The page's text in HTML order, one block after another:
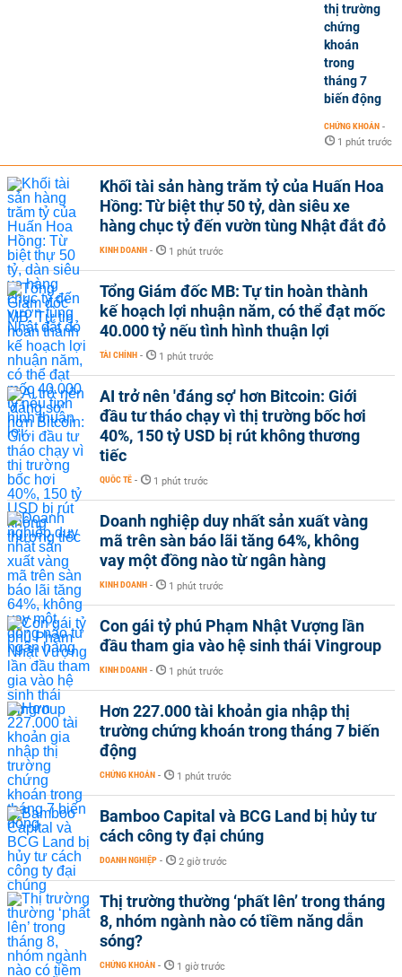
thị trường
chứng
khoán
trong
tháng 7
biến động
CHỨNG KHOÁN -
1 phút trước
Khối tài sản hàng trăm tỷ của Huấn Hoa
Hồng: Từ biệt thự 50 tỷ, dàn siêu xe
hàng chục tỷ đến vườn tùng Nhật đắt đỏ
KINH DOANH - 1 phút trước
Tổng Giám đốc MB: Tự tin hoàn thành
kế hoạch lợi nhuận năm, có thể đạt mốc
40.000 tỷ nếu tình hình thuận lợi
TÀI CHÍNH - 1 phút trước
AI trở nên 'đáng sợ' hơn Bitcoin: Giới
đầu tư tháo chạy vì thị trường bốc hơi
40%, 150 tỷ USD bị rút không thương
tiếc
QUỐC TẾ - 1 phút trước
Doanh nghiệp duy nhất sản xuất vàng
mã trên sàn báo lãi tăng 64%, không
vay một đồng nào từ ngân hàng
KINH DOANH - 1 phút trước
Con gái tỷ phú Phạm Nhật Vượng lần
đầu tham gia vào hệ sinh thái Vingroup
KINH DOANH - 1 phút trước
Hơn 227.000 tài khoản gia nhập thị
trường chứng khoán trong tháng 7 biến
động
CHỨNG KHOÁN - 1 phút trước
Bamboo Capital và BCG Land bị hủy tư
cách công ty đại chúng
DOANH NGHIỆP - 2 giờ trước
Thị trường thường ‘phất lên’ trong tháng
8, nhóm ngành nào có tiềm năng dẫn
sóng?
CHỨNG KHOÁN - 1 giờ trước